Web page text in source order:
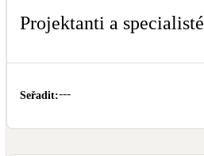
Projektanti a specialisté
Seřadit:---